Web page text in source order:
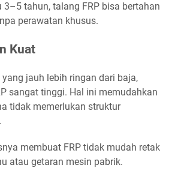
tahun, talang FRP bisa bertahan
perawatan khusus.
Kuat
jauh lebih ringan dari baja,
sangat tinggi. Hal ini memudahkan
tidak memerlukan struktur
membuat FRP tidak mudah retak
atau getaran mesin pabrik.